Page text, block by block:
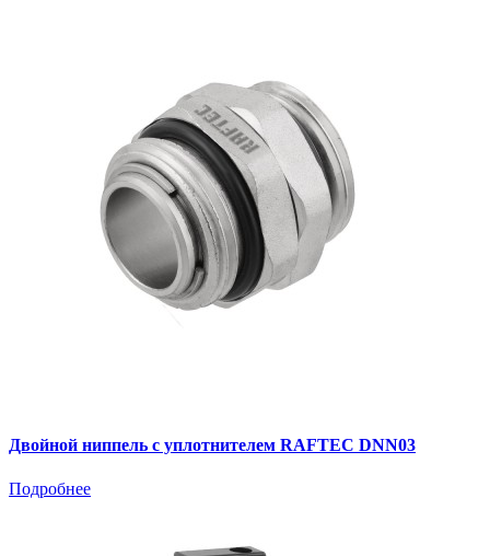
Двойной ниппель с уплотнителем RAFTEC DNN03
Подробнее